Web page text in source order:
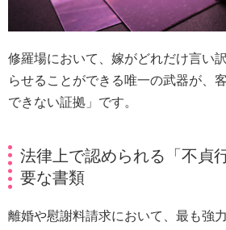
修羅場において、嫁がどれだけ言い
らせることができる唯一の武器が、
できない証拠」です。
法律上で認められる「不貞
要な書類
離婚や慰謝料請求において、最も強